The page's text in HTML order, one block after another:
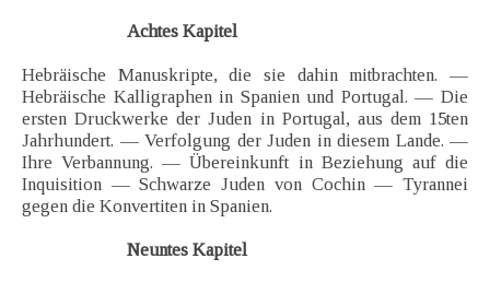
Achtes Kapitel
Hebräische Manuskripte, die sie dahin mitbrachten. —
Hebräische Kalligraphen in Spanien und Portugal. — Die
ersten Druckwerke der Juden in Portugal, aus dem 15ten
Jahrhundert. — Verfolgung der Juden in diesem Lande. —
Ihre Verbannung. — Übereinkunft in Beziehung auf die
Inquisition — Schwarze Juden von Cochin — Tyrannei
gegen die Konvertiten in Spanien.
Neuntes Kapitel